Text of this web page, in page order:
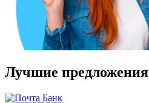
Лучшие предложения